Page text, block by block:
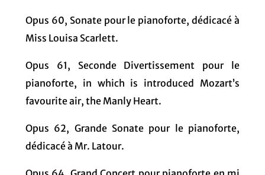
Opus 60, Sonate pour le pianoforte, dédicacé à
Miss Louisa Scarlett.
Opus 61, Seconde Divertissement pour le
pianoforte, in which is introduced Mozart’s
favourite air, the Manly Heart.
Opus 62, Grande Sonate pour le pianoforte,
dédicacé à Mr. Latour.